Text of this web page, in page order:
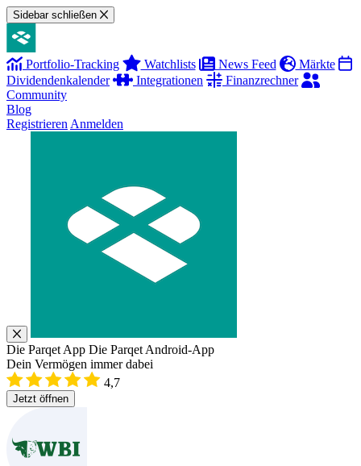
Sidebar schließen
Portfolio-Tracking Watchlists News Feed
Märkte
Dividendenkalender
Integrationen
Finanzrechner
Community
Blog
Registrieren Anmelden
Die Parqet App Die Parqet Android-App
Dein Vermögen immer dabei
4,7
Jetzt öffnen